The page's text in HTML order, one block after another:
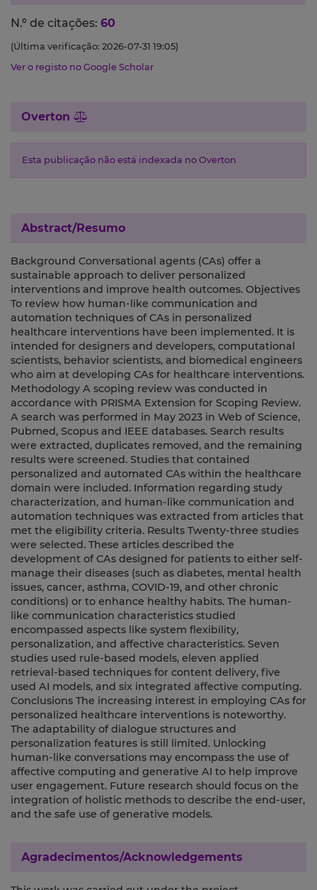
N.º de citações: 60
(Última verificação: 2026-07-31 19:05)
Ver o registo no Google Scholar
Overton
Esta publicação não está indexada no Overton
Abstract/Resumo
Background Conversational agents (CAs) offer a
sustainable approach to deliver personalized
interventions and improve health outcomes. Objectives
To review how human-like communication and
automation techniques of CAs in personalized
healthcare interventions have been implemented. It is
intended for designers and developers, computational
scientists, behavior scientists, and biomedical engineers
who aim at developing CAs for healthcare interventions.
Methodology A scoping review was conducted in
accordance with PRISMA Extension for Scoping Review.
A search was performed in May 2023 in Web of Science,
Pubmed, Scopus and IEEE databases. Search results
were extracted, duplicates removed, and the remaining
results were screened. Studies that contained
personalized and automated CAs within the healthcare
domain were included. Information regarding study
characterization, and human-like communication and
automation techniques was extracted from articles that
met the eligibility criteria. Results Twenty-three studies
were selected. These articles described the
development of CAs designed for patients to either self-
manage their diseases (such as diabetes, mental health
issues, cancer, asthma, COVID-19, and other chronic
conditions) or to enhance healthy habits. The human-
like communication characteristics studied
encompassed aspects like system flexibility,
personalization, and affective characteristics. Seven
studies used rule-based models, eleven applied
retrieval-based techniques for content delivery, five
used AI models, and six integrated affective computing.
Conclusions The increasing interest in employing CAs for
personalized healthcare interventions is noteworthy.
The adaptability of dialogue structures and
personalization features is still limited. Unlocking
human-like conversations may encompass the use of
affective computing and generative AI to help improve
user engagement. Future research should focus on the
integration of holistic methods to describe the end-user,
and the safe use of generative models.
Agradecimentos/Acknowledgements